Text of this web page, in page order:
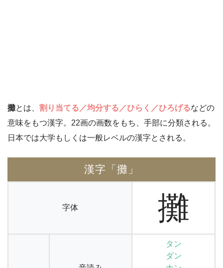
攤とは、 割り当てる／均分する／ひらく／ひろげるなどの
意味をもつ漢字。22画の画数をもち、手部に分類される。
日本では大学もしくは一般レベルの漢字とされる。
漢字「攤」
字体 攤
タン
ダン